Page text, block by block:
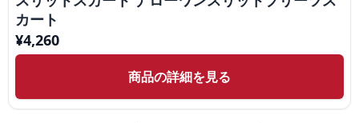
カート
¥4,260
商品の詳細を見る